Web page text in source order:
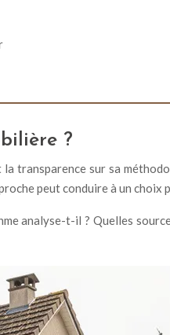
?
transparence sur sa
peut conduire à un choix
analyse-t-il ? Quelles